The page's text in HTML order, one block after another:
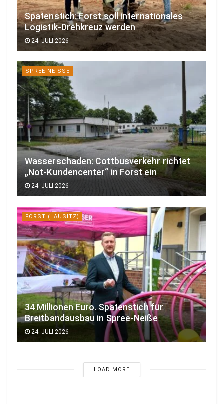
Spatenstich: Forst soll internationales
Logistik-Drehkreuz werden
24. JULI 2026
SPREE-NEISSE
Wasserschaden: Cottbusverkehr richtet
„Not-Kundencenter“ in Forst ein
24. JULI 2026
FORST (LAUSITZ)
34 Millionen Euro. Spatenstich für
Breitbandausbau in Spree-Neiße
24. JULI 2026
LOAD MORE